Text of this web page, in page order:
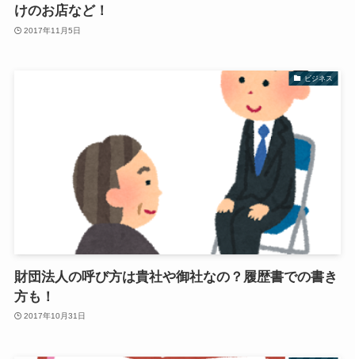
けのお店など！
2017年11月5日
ビジネス
財団法人の呼び方は貴社や御社なの？履歴書での書き
方も！
2017年10月31日